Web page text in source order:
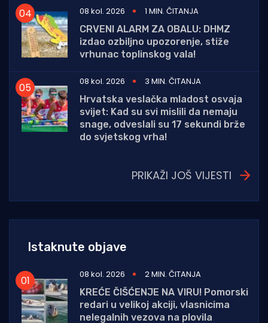
08 kol. 2026
1 MIN. ČITANJA
CRVENI ALARM ZA OBALU: DHMZ
izdao ozbiljno upozorenje, stiže
vrhunac toplinskog vala!
08 kol. 2026
3 MIN. ČITANJA
Hrvatska veslačka mladost osvaja
svijet: Kad su svi mislili da nemaju
snage, odveslali su 17 sekundi brže
do svjetskog vrha!
PRIKAŽI JOŠ VIJESTI
Istaknute objave
08 kol. 2026
2 MIN. ČITANJA
KREĆE ČIŠĆENJE NA VIRU! Pomorski
redari u velikoj akciji, vlasnicima
nelegalnih vezova na plovila